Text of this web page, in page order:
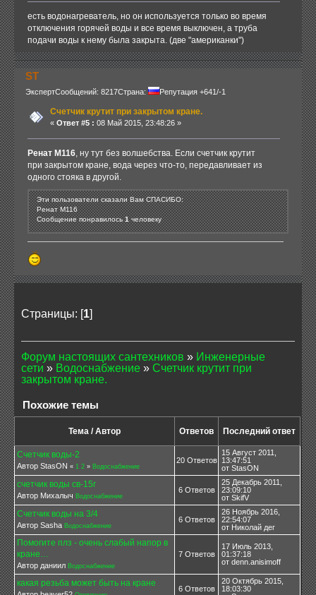
есть водонагреватель, но он используется только во время
отключения горячей воды и все время выключен, а труба
подачи воды к нему была закрыта. (две "американки")
ST
ЭкспертСообщений: 8217Страна: Репутация +641/-1
Счетчик крутит при закрытом кране.
« Ответ #5 : 08 Май 2015, 23:48:26 »
Ренат М116, ну тут без волшебства. Если счетчик крутит
при закрытом кране, вода через что-то, передавливает из
одного стояка в другой.
Эти пользователи сказали Вам СПАСИБО:
Ренат М116
Сообщение понравилось1человеку
Страницы: [1]
Форум настоящих сантехников » Инженерные
сети » Водоснабжение » Счетчик крутит при
закрытом кране.
Похожие темы
Тема / Автор Ответов Последний ответ
Счетчик воды-2
Автор StasON « 1 2 » Водоснабжение
20 Ответов
15 Август 2011,
13:47:51
от StasON
счетчик воды св-15г
Автор Михалыч Водоснабжение
6 Ответов
25 Декабрь 2011,
23:09:10
от SkifV
Счетчик воды на 3/4
Автор Sasha Водоснабжение
6 Ответов
26 Ноябрь 2016,
22:54:07
от Николай дег
Помогите плз - очень слабый напор в
кране…
Автор даниил Водоснабжение
7 Ответов
17 Июль 2013,
01:37:18
от denn.anisimoff
какая резьба может быть на кране
6 Ответов
20 Октябрь 2015,
18:03:30